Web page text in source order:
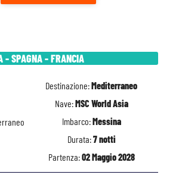
- SPAGNA - FRANCIA
Destinazione:Mediterraneo
Nave:MSC World Asia
Imbarco:Messina
Durata:7 notti
Partenza:02 Maggio 2028